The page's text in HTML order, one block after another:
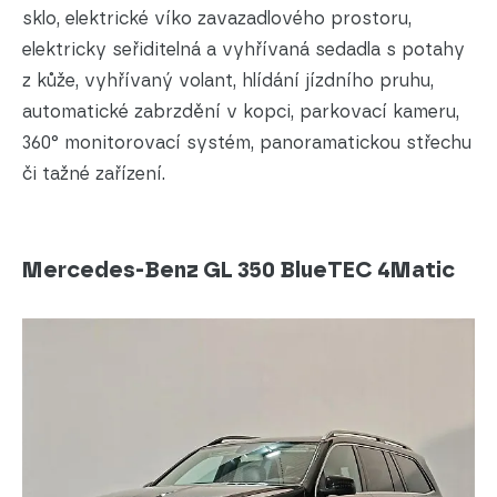
sklo, elektrické víko zavazadlového prostoru,
elektricky seřiditelná a vyhřívaná sedadla s potahy
z kůže, vyhřívaný volant, hlídání jízdního pruhu,
automatické zabrzdění v kopci, parkovací kameru,
360° monitorovací systém, panoramatickou střechu
či tažné zařízení.
Mercedes-Benz GL 350 BlueTEC 4Matic